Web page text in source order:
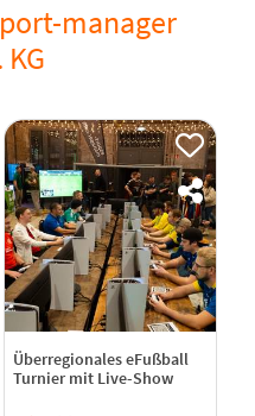
manager
Überregionales eFußball
Turnier mit Live-Show